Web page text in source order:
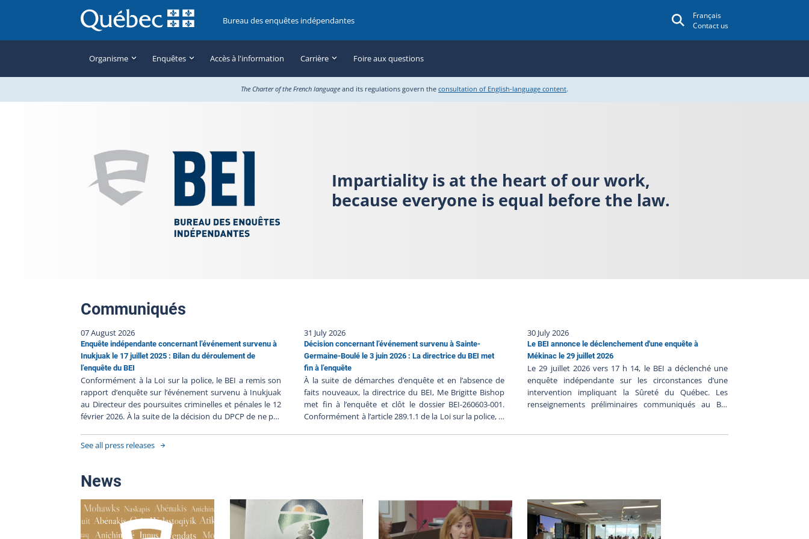
Bureau des enquêtes indépendantes
Français
Contact us
Organisme Enquêtes Accès à l'information Carrière Foire aux questions
The Charter of the French language and its regulations govern the consultation of English-language content.
Impartiality is at the heart of our work,
because everyone is equal before the law.
Communiqués
07 August 2026
Enquête indépendante concernant l’événement survenu à
Inukjuak le 17 juillet 2025 : Bilan du déroulement de
l’enquête du BEI
Conformément à la Loi sur la police, le BEI a remis son
rapport d’enquête sur l’événement survenu à Inukjuak
au Directeur des poursuites criminelles et pénales le 12
février 2026. À la suite de la décision du DPCP de ne pas
l’absence de faits nouveaux, le BEI clôt le dossier BEI-
250717-001. Résumé de l’événement Le 17 juillet 2025,
impliquant du Nunavik Police Service (NPS). La trame
factuelle de cet événement est relatée dans le
communiqué du Directeur des poursuites criminelles et
pénales. L’enquête indépendante Heure de l’événement
: 20 h 18, le 17 juillet 2025Heure du signalement au BEI :
21 h 39, le 17 juillet 2025Déclenchement de l’enquête : 22
31 July 2026
Décision concernant l’événement survenu à Sainte-
Germaine-Boulé le 3 juin 2026 : La directrice du BEI met
fin à l’enquête
À la suite de démarches d’enquête et en l’absence de
faits nouveaux, la directrice du BEI, Me Brigitte Bishop
met fin à l’enquête et clôt le dossier BEI-260603-001.
Conformément à l’article 289.1.1 de la Loi sur la police, la
2026Déclenchement de l’enquête : 18 h 44, le 3 juin 2026
Le BEI a déployé six enquêteurs qui avaient la tâche de
faire la lumière sur cet événement. Lors du déploiement
initial, l’équipe est arrivée sur les lieux vers 11 h 40, le 4
30 July 2026
Le BEI annonce le déclenchement d'une enquête à
Mékinac le 29 juillet 2026
Le 29 juillet 2026 vers 17 h 14, le BEI a déclenché une
enquête indépendante sur les circonstances d’une
intervention impliquant la Sûreté du Québec. Les
renseignements préliminaires communiqués au BEI
de la personne qui aurait été blessée par tir policier ;Les
premiers soins auraient été prodigués à la personne par
les policiers sur place et la personne a été transportée
dans un centre hospitalier où son état serait jugé stable.
See all press releases
News